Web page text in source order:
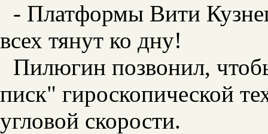
- Платформы Вити
всех тянут ко дну!
Пилюгин позвонил,
писк" гироскопической
угловой скорости.